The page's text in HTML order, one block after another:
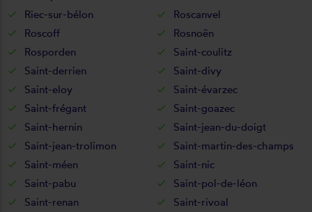
Riec-sur-bélon
Roscanvel
Roscoff
Rosnoën
Rosporden
Saint-coulitz
Saint-derrien
Saint-divy
Saint-eloy
Saint-évarzec
Saint-frégant
Saint-goazec
Saint-hernin
Saint-jean-du-doigt
Saint-jean-trolimon
Saint-martin-des-champs
Saint-méen
Saint-nic
Saint-pabu
Saint-pol-de-léon
Saint-renan
Saint-rivoal